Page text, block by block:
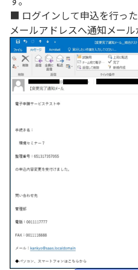
■ ログインして申込を行っ
メールアドレスへ通知メール